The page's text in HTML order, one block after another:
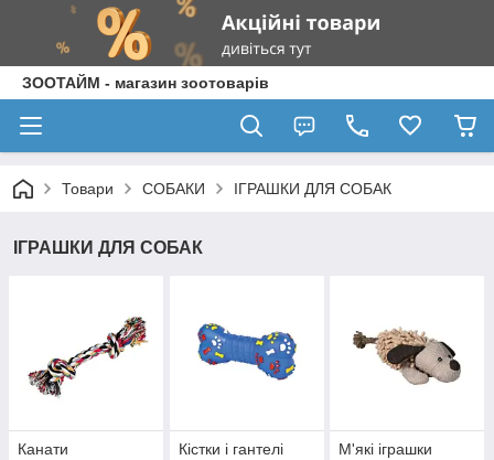
ЗООТАЙМ - магазин зоотоварів
Товари СОБАКИ ІГРАШКИ ДЛЯ СОБАК
ІГРАШКИ ДЛЯ СОБАК
Канати Кістки і гантелі М'які іграшки